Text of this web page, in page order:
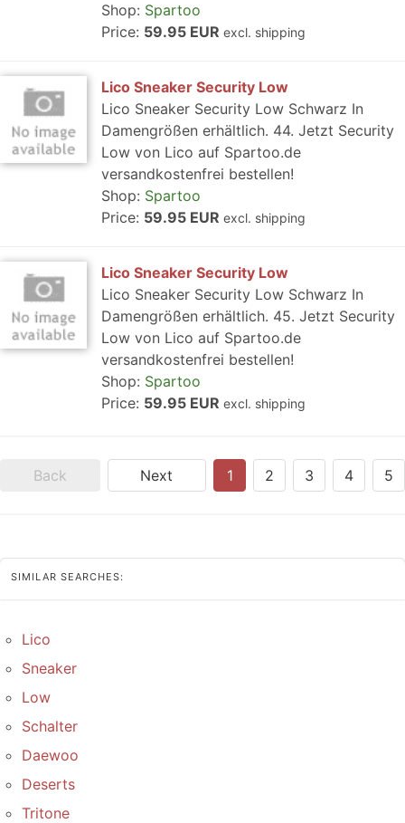
Shop: Spartoo
Price: 59.95 EUR excl. shipping
Lico Sneaker Security Low
Lico Sneaker Security Low Schwarz In
Damengrößen erhältlich. 44. Jetzt Security
Low von Lico auf Spartoo.de
versandkostenfrei bestellen!
Shop: Spartoo
Price: 59.95 EUR excl. shipping
Lico Sneaker Security Low
Lico Sneaker Security Low Schwarz In
Damengrößen erhältlich. 45. Jetzt Security
Low von Lico auf Spartoo.de
versandkostenfrei bestellen!
Shop: Spartoo
Price: 59.95 EUR excl. shipping
Back Next 1 2 3 4 5
SIMILAR SEARCHES:
Lico
Sneaker
Low
Schalter
Daewoo
Deserts
Tritone